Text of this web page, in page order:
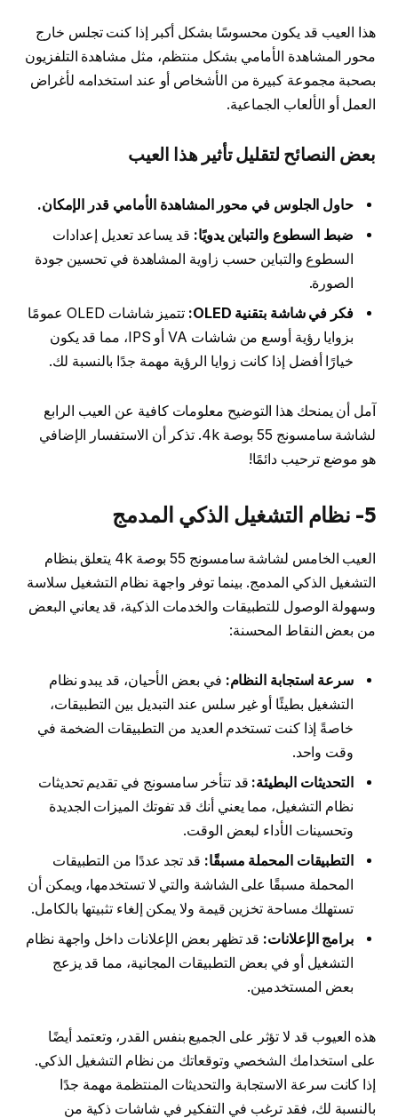
هذا العيب قد يكون محسوسًا بشكل أكبر إذا كنت تجلس خارج
محور المشاهدة الأمامي بشكل منتظم، مثل مشاهدة التلفزيون
بصحبة مجموعة كبيرة من الأشخاص أو عند استخدامه لأغراض
العمل أو الألعاب الجماعية.
بعض النصائح لتقليل تأثير هذا العيب
حاول الجلوس في محور المشاهدة الأمامي قدر الإمكان.
ضبط السطوع والتباين يدويًا: قد يساعد تعديل إعدادات
السطوع والتباين حسب زاوية المشاهدة في تحسين جودة
الصورة.
فكر في شاشة بتقنية OLED:
تتميز شاشات OLED عمومًا
بزوايا رؤية أوسع من شاشات VA أو IPS، مما قد يكون
خيارًا أفضل إذا كانت زوايا الرؤية مهمة جدًا بالنسبة لك.
آمل أن يمنحك هذا التوضيح معلومات كافية عن العيب الرابع
لشاشة سامسونج 55 بوصة 4k. تذكر أن الاستفسار الإضافي
هو موضع ترحيب دائمًا!
5- نظام التشغيل الذكي المدمج
العيب الخامس لشاشة سامسونج 55 بوصة 4k يتعلق بنظام
التشغيل الذكي المدمج. بينما توفر واجهة نظام التشغيل سلاسة
وسهولة الوصول للتطبيقات والخدمات الذكية، قد يعاني البعض
من بعض النقاط المحسنة:
سرعة استجابة النظام: في بعض الأحيان، قد يبدو نظام
التشغيل بطيئًا أو غير سلس عند التبديل بين التطبيقات،
خاصةً إذا كنت تستخدم العديد من التطبيقات الضخمة في
وقت واحد.
التحديثات البطيئة: قد تتأخر سامسونج في تقديم تحديثات
نظام التشغيل، مما يعني أنك قد تفوتك الميزات الجديدة
وتحسينات الأداء لبعض الوقت.
التطبيقات المحملة مسبقًا: قد تجد عددًا من التطبيقات
المحملة مسبقًا على الشاشة والتي لا تستخدمها، ويمكن أن
تستهلك مساحة تخزين قيمة ولا يمكن إلغاء تثبيتها بالكامل.
برامج الإعلانات: قد تظهر بعض الإعلانات داخل واجهة نظام
التشغيل أو في بعض التطبيقات المجانية، مما قد يزعج
بعض المستخدمين.
هذه العيوب قد لا تؤثر على الجميع بنفس القدر، وتعتمد أيضًا
على استخدامك الشخصي وتوقعاتك من نظام التشغيل الذكي.
إذا كانت سرعة الاستجابة والتحديثات المنتظمة مهمة جدًا
بالنسبة لك، فقد ترغب في التفكير في شاشات ذكية من